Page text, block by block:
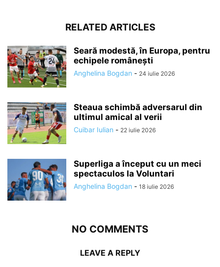
RELATED ARTICLES
Seară modestă, în Europa, pentru
echipele românești
Anghelina Bogdan - 24 iulie 2026
Steaua schimbă adversarul din
ultimul amical al verii
Cuibar Iulian - 22 iulie 2026
Superliga a început cu un meci
spectaculos la Voluntari
Anghelina Bogdan - 18 iulie 2026
NO COMMENTS
LEAVE A REPLY